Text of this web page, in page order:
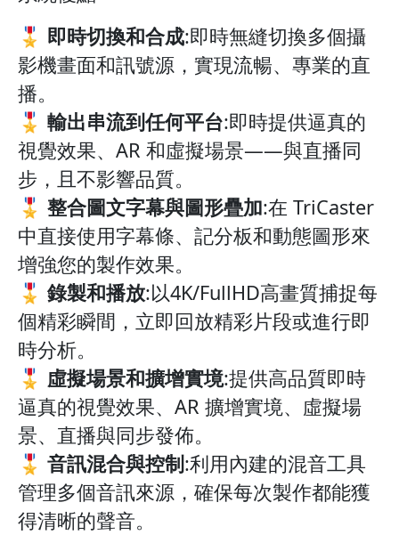
🎖️ 即時切換和合成:即時無縫切換多個攝
影機畫面和訊號源，實現流暢、專業的直
播。
🎖️ 輸出串流到任何平台:即時提供逼真的
視覺效果、AR 和虛擬場景——與直播同
步，且不影響品質。
🎖️ 整合圖文字幕與圖形疊加:在 TriCaster
中直接使用字幕條、記分板和動態圖形來
增強您的製作效果。
🎖️ 錄製和播放:以4K/FullHD高畫質捕捉每
個精彩瞬間，立即回放精彩片段或進行即
時分析。
🎖️ 虛擬場景和擴增實境:提供高品質即時
逼真的視覺效果、AR 擴增實境、虛擬場
景、直播與同步發佈。
🎖️ 音訊混合與控制:利用內建的混音工具
管理多個音訊來源，確保每次製作都能獲
得清晰的聲音。